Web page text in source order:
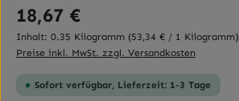
Regulärer Preis:
18,67 €
Inhalt: 0.35 Kilogramm (53,34 € / 1 Kilogramm)
Preise inkl. MwSt. zzgl. Versandkosten
Sofort verfügbar, Lieferzeit: 1-3 Tage